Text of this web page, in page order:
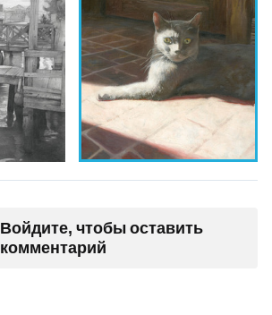
Войдите, чтобы оставить
комментарий